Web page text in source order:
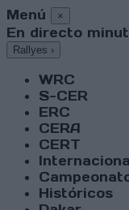
Menú ×
En directo
Rallyes ›
WRC
S-CER
ERC
CERA
CERT
Históricos